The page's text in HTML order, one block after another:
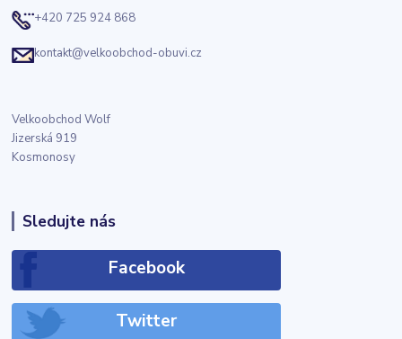
+420 725 924 868
kontakt@velkoobchod-obuvi.cz
Velkoobchod Wolf
Jizerská 919
Kosmonosy
Sledujte nás
Facebook
Twitter